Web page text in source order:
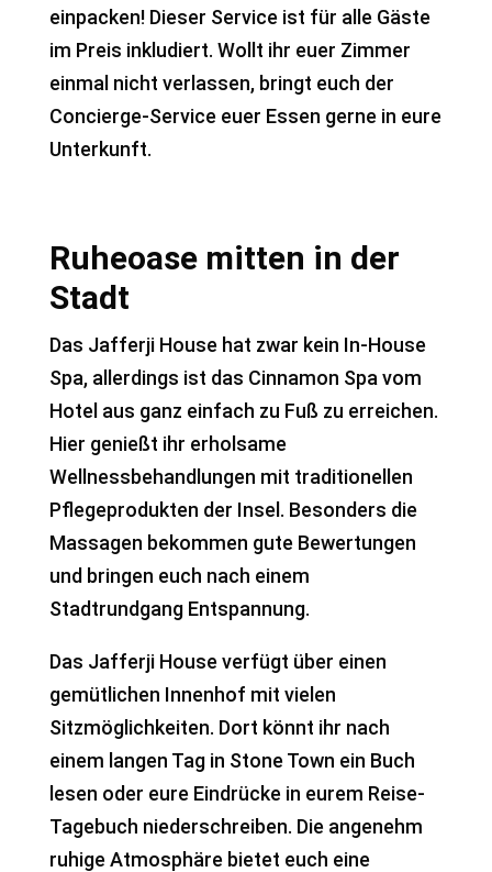
einpacken! Dieser Service ist für alle Gäste
im Preis inkludiert. Wollt ihr euer Zimmer
einmal nicht verlassen, bringt euch der
Concierge-Service euer Essen gerne in eure
Unterkunft.
Ruheoase mitten in der
Stadt
Das Jafferji House hat zwar kein In-House
Spa, allerdings ist das Cinnamon Spa vom
Hotel aus ganz einfach zu Fuß zu erreichen.
Hier genießt ihr erholsame
Wellnessbehandlungen mit traditionellen
Pflegeprodukten der Insel. Besonders die
Massagen bekommen gute Bewertungen
und bringen euch nach einem
Stadtrundgang Entspannung.
Das Jafferji House verfügt über einen
gemütlichen Innenhof mit vielen
Sitzmöglichkeiten. Dort könnt ihr nach
einem langen Tag in Stone Town ein Buch
lesen oder eure Eindrücke in eurem Reise-
Tagebuch niederschreiben. Die angenehm
ruhige Atmosphäre bietet euch eine